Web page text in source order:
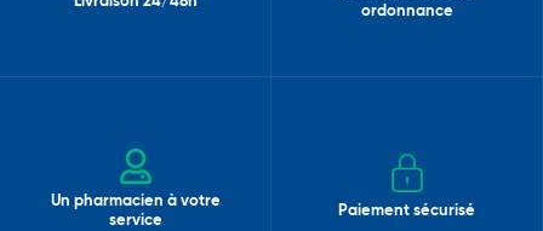
ordonnance
Un pharmacien à votre
service
Paiement sécurisé